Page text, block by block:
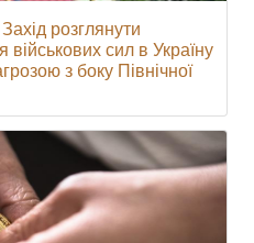
розглянути
сил в Україну
з боку Північної